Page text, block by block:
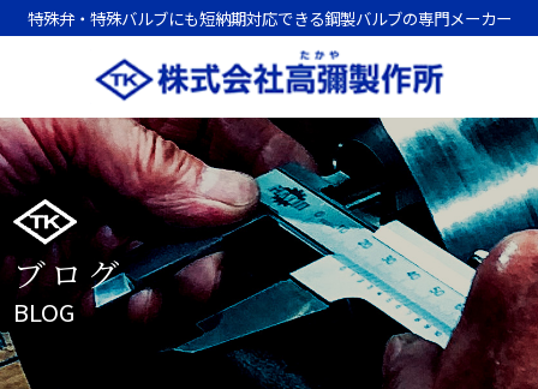
特殊弁・特殊バルブにも短納期対応できる鋼製バルブの専門メーカー
ブログ
BLOG